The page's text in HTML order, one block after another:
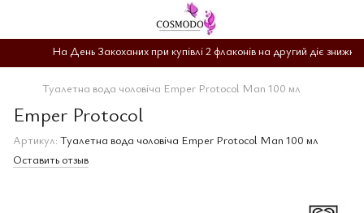
На День Закоханих при купівлі 2 флаконів на другий діє знижка
Туалетна вода чоловіча Emper Protocol Man 100 мл
Emper Protocol
Артикул: Туалетна вода чоловіча Emper Protocol Man 100 мл
Оставить отзыв